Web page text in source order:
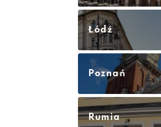
Łódź
Poznań
Rumia